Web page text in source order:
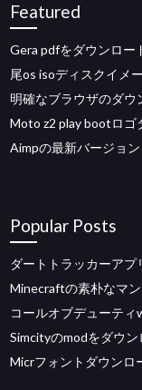
Featured
Gera pdfをダウンロー
尾os isoディスクイメ
明確なブラウザのダウ
Moto z2 play bootロゴ
Aimpの最新バージョ
Popular Posts
ダートトラッカーアプ
Minecraftの素朴なマ
コールオブデューテ
Simcityのmodをダウ
Micrフォントダウンロ